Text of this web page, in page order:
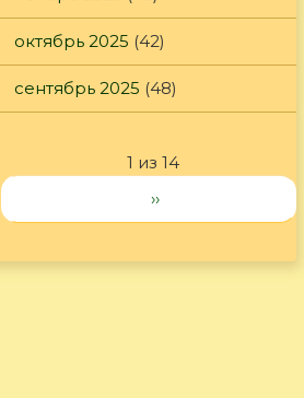
октябрь 2025 (42)
сентябрь 2025 (48)
1 из 14
››